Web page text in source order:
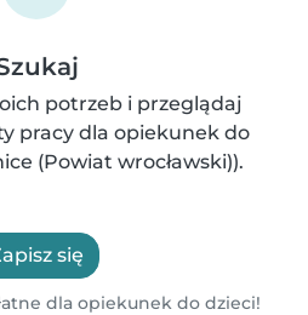
potrzeb i przeglądaj
pracy dla opiekunek do
(Powiat wrocławski)).
się
dla opiekunek do dzieci!